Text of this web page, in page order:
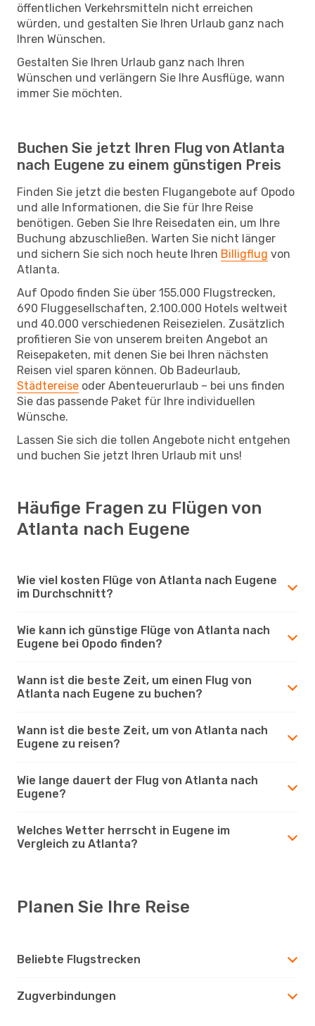
öffentlichen Verkehrsmitteln nicht erreichen
würden, und gestalten Sie Ihren Urlaub ganz nach
Ihren Wünschen.
Gestalten Sie Ihren Urlaub ganz nach Ihren
Wünschen und verlängern Sie Ihre Ausflüge, wann
immer Sie möchten.
Buchen Sie jetzt Ihren Flug von Atlanta
nach Eugene zu einem günstigen Preis
Finden Sie jetzt die besten Flugangebote auf Opodo
und alle Informationen, die Sie für Ihre Reise
benötigen. Geben Sie Ihre Reisedaten ein, um Ihre
Buchung abzuschließen. Warten Sie nicht länger
und sichern Sie sich noch heute Ihren Billigflug von
Atlanta.
Auf Opodo finden Sie über 155.000 Flugstrecken,
690 Fluggesellschaften, 2.100.000 Hotels weltweit
und 40.000 verschiedenen Reisezielen. Zusätzlich
profitieren Sie von unserem breiten Angebot an
Reisepaketen, mit denen Sie bei Ihren nächsten
Reisen viel sparen können. Ob Badeurlaub,
Städtereise oder Abenteuerurlaub – bei uns finden
Sie das passende Paket für Ihre individuellen
Wünsche.
Lassen Sie sich die tollen Angebote nicht entgehen
und buchen Sie jetzt Ihren Urlaub mit uns!
Häufige Fragen zu Flügen von
Atlanta nach Eugene
Wie viel kosten Flüge von Atlanta nach Eugene
im Durchschnitt?
Wie kann ich günstige Flüge von Atlanta nach
Eugene bei Opodo finden?
Wann ist die beste Zeit, um einen Flug von
Atlanta nach Eugene zu buchen?
Wann ist die beste Zeit, um von Atlanta nach
Eugene zu reisen?
Wie lange dauert der Flug von Atlanta nach
Eugene?
Welches Wetter herrscht in Eugene im
Vergleich zu Atlanta?
Planen Sie Ihre Reise
Beliebte Flugstrecken
Zugverbindungen